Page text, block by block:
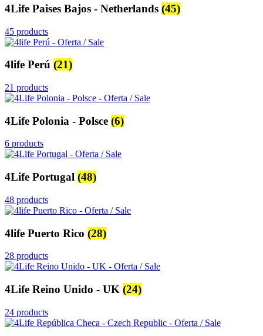
4Life Paises Bajos - Netherlands (45)
45 products
4life Perú (21)
21 products
4Life Polonia - Polsce (6)
6 products
4Life Portugal (48)
48 products
4life Puerto Rico (28)
28 products
4Life Reino Unido - UK (24)
24 products